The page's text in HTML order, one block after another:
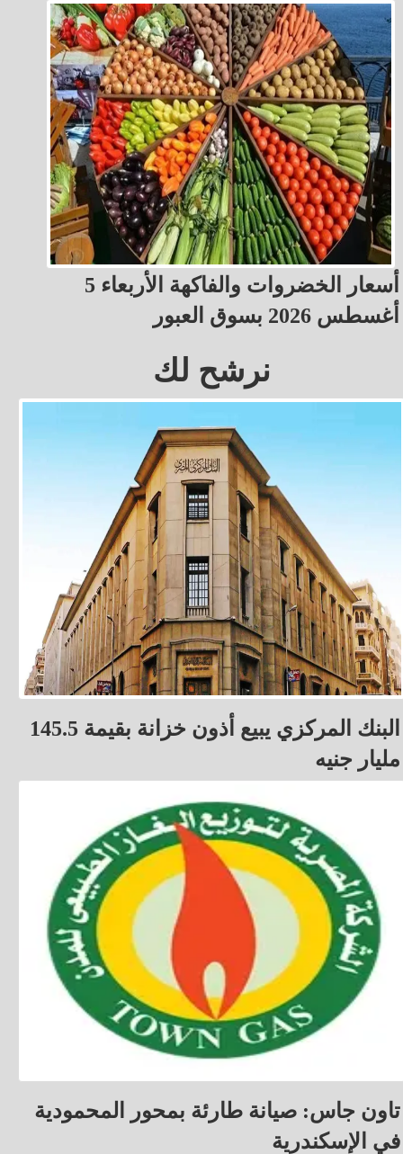
أسعار الخضروات والفاكهة الأربعاء 5
أغسطس 2026 بسوق العبور
نرشح لك
البنك المركزي يبيع أذون خزانة بقيمة 145.5
مليار جنيه
تاون جاس: صيانة طارئة بمحور المحمودية
في الإسكندرية